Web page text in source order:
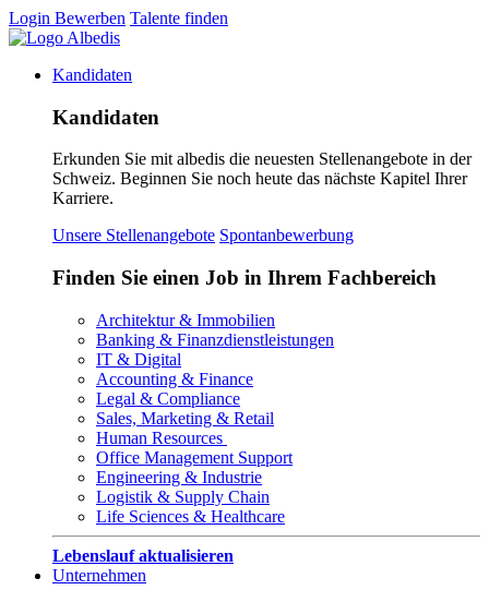
Login Bewerben Talente finden
Kandidaten
Kandidaten
Erkunden Sie mit albedis die neuesten Stellenangebote in der
Schweiz. Beginnen Sie noch heute das nächste Kapitel Ihrer
Karriere.
Unsere Stellenangebote Spontanbewerbung
Finden Sie einen Job in Ihrem Fachbereich
Architektur & Immobilien
Banking & Finanzdienstleistungen
IT & Digital
Accounting & Finance
Legal & Compliance
Sales, Marketing & Retail
Human Resources
Office Management Support
Engineering & Industrie
Logistik & Supply Chain
Life Sciences & Healthcare
Lebenslauf aktualisieren
Unternehmen